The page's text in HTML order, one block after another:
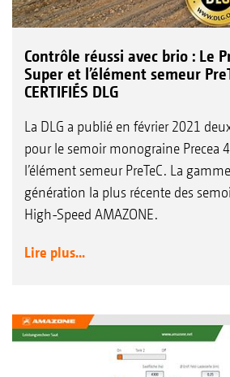
Contrôle réussi avec brio : Le
Super et l’élément semeur
CERTIFIÉS DLG
La DLG a publié en février 2021
pour le semoir monograine Precea
l’élément semeur PreTeC. La
génération la plus récente des
High-Speed AMAZONE.
Lire plus...